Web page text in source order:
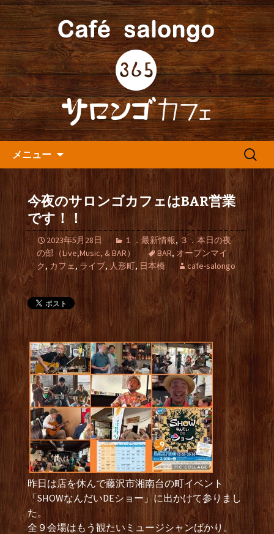
人形町の『365(サロンゴ)カフ
ェ』よりお知らせ
人形町の音楽カフェ『365カフェ』より
最新情報をお届けします。
メニュー
検
今夜のサロンゴカフェはBAR営業
です！！
2023年5月28日 １．最新情報, ３．本日の夜
の部（Live,Music, & BAR）
BAR, オープンマイ
ク, カフェ, ライブ, 人形町, 日本橋 cafe-salongo
昨日は店を休んで藤沢市湘南台の町イベント
「SHOWなんだいDEショー」に出かけて参りまし
た。
全９会場はもう観たいミュージシャンばかり。